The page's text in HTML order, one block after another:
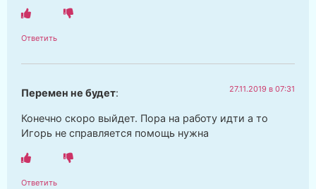
Ответить
Перемен не будет: 27.11.2019 в 07:31
Конечно скоро выйдет. Пора на работу идти а то
Игорь не справляется помощь нужна
Ответить